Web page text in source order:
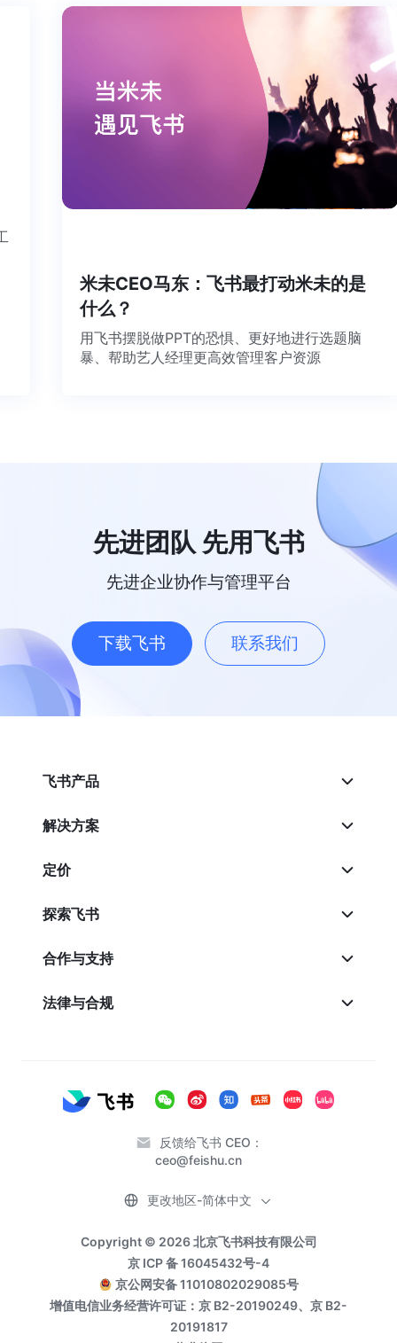
工
米未CEO马东：飞书最打动米未的是
什么？
用飞书摆脱做PPT的恐惧、更好地进行选题脑
暴、帮助艺人经理更高效管理客户资源
先进团队 先用飞书
先进企业协作与管理平台
下载飞书 联系我们
飞书产品
解决方案
定价
探索飞书
合作与支持
法律与合规
反馈给飞书 CEO：
ceo@feishu.cn
Copyright © 2026 北京飞书科技有限公司
京 ICP 备 16045432号-4
京公网安备 11010802029085号
增值电信业务经营许可证：京 B2-20190249、京 B2-
20191817
更改地区-简体中文